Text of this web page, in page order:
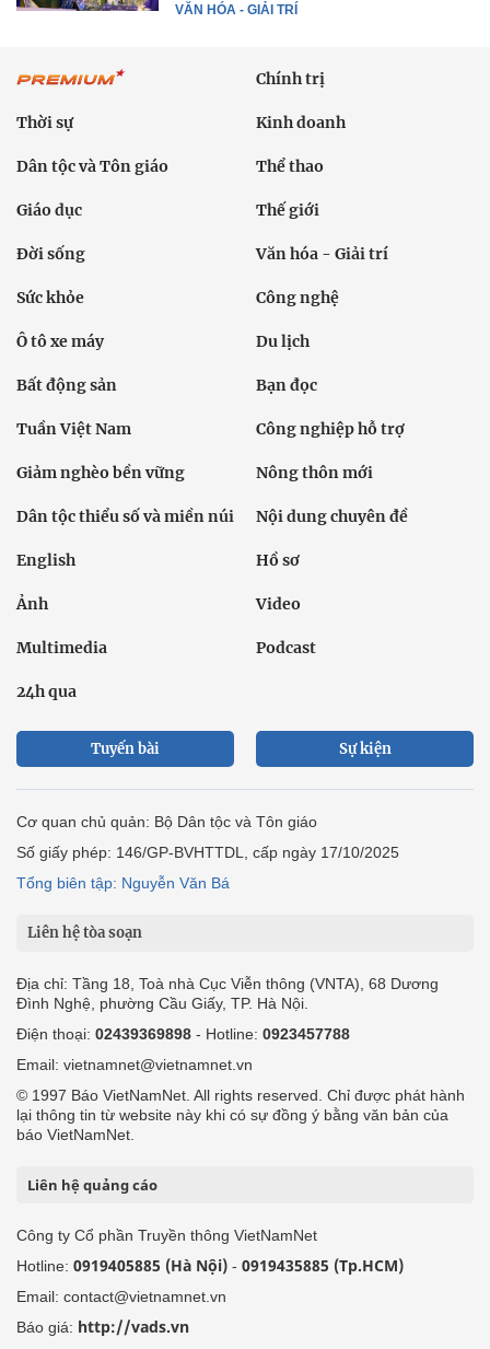
VĂN HÓA - GIẢI TRÍ
Chính trị
Thời sự Kinh doanh
Dân tộc và Tôn giáo Thể thao
Giáo dục Thế giới
Đời sống Văn hóa - Giải trí
Sức khỏe Công nghệ
Ô tô xe máy Du lịch
Bất động sản Bạn đọc
Tuần Việt Nam Công nghiệp hỗ trợ
Giảm nghèo bền vững Nông thôn mới
Dân tộc thiểu số và miền núi Nội dung chuyên đề
English Hồ sơ
Ảnh Video
Multimedia Podcast
24h qua
Tuyến bài Sự kiện
Cơ quan chủ quản: Bộ Dân tộc và Tôn giáo
Số giấy phép: 146/GP-BVHTTDL, cấp ngày 17/10/2025
Tổng biên tập: Nguyễn Văn Bá
Liên hệ tòa soạn
Địa chỉ: Tầng 18, Toà nhà Cục Viễn thông (VNTA), 68 Dương
Đình Nghệ, phường Cầu Giấy, TP. Hà Nội.
Điện thoại: 02439369898 - Hotline: 0923457788
Email: vietnamnet@vietnamnet.vn
© 1997 Báo VietNamNet. All rights reserved. Chỉ được phát hành
lại thông tin từ website này khi có sự đồng ý bằng văn bản của
báo VietNamNet.
Liên hệ quảng cáo
Công ty Cổ phần Truyền thông VietNamNet
Hotline: 0919405885 (Hà Nội) - 0919435885 (Tp.HCM)
Email: contact@vietnamnet.vn
Báo giá: http://vads.vn